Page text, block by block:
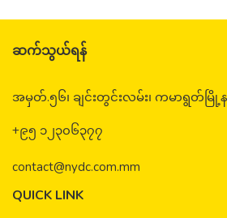
ဆက်သွယ်ရန်
အမှတ်.၅၆၊ ချင်းတွင်းလမ်း၊ ကမာရွတ်မြို့န
+၉၅ ၁၂၃၀၆၃၇၇
contact@nydc.com.mm
QUICK LINK